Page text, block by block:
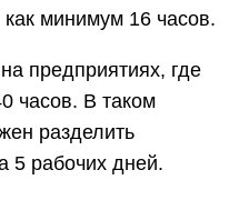
минимум 16 часов.
предприятиях, где
часов. В таком
разделить
5 рабочих дней.